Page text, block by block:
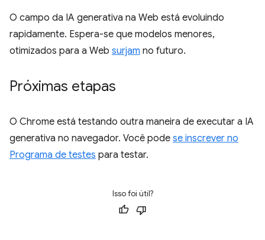
O campo da IA generativa na Web está evoluindo
rapidamente. Espera-se que modelos menores,
otimizados para a Web surjam no futuro.
Próximas etapas
O Chrome está testando outra maneira de executar a IA
generativa no navegador. Você pode se inscrever no
Programa de testes para testar.
Isso foi útil?